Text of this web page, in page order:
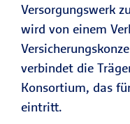
Versorgungswerk
wird von einem
verbindet die
Konsortium, das
eintritt.